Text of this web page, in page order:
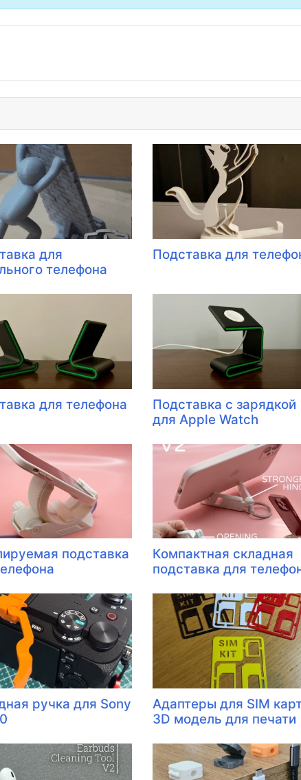
для
телефона
Подставка для
для телефона
Подставка с зарядкой
для Apple Watch
подставка
Компактная складная
подставка для
ручка для Sony
Адаптеры для SIM
3D модель для печати